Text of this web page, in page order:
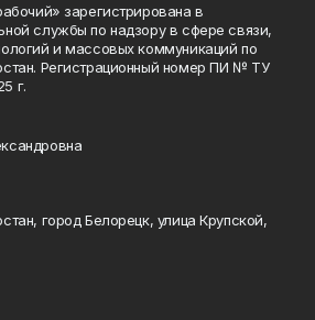
зарегистрирована в
службы по надзору в сфере связи,
и массовых коммуникаций по
Регистрационный номер ПИ № ТУ
г.
город Белорецк, улица Крупской,